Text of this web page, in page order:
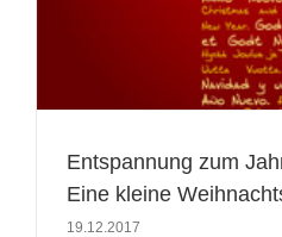
Entspannung zum
Eine kleine
19.12.2017